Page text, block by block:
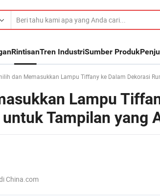
RintisanTren IndustriSumber Produk
dan Memasukkan Lampu Tiffany ke Dalam Dekorasi
Lampu
Tampilan yang
China.com